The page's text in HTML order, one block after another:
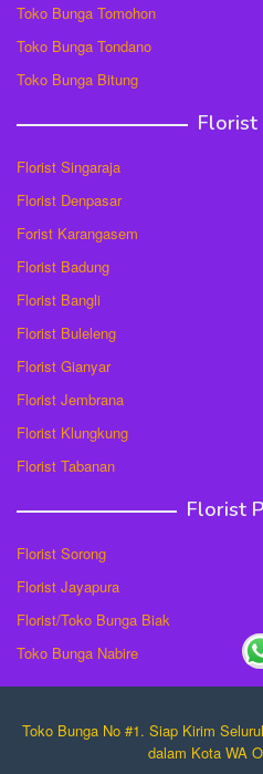
Toko Bunga Tomohon
Toko Bunga Tondano
Toko Bunga Bitung
Florist
Florist Singaraja
Florist Denpasar
Forist Karangasem
Florist Badung
Florist Bangli
Florist Buleleng
Florist Gianyar
Florist Jembrana
Florist Klungkung
Florist Tabanan
Florist
Florist Sorong
Florist Jayapura
Florist/Toko Bunga Biak
Toko Bunga Nabire
Toko Bunga No #1. Siap Kirim
dalam Kota WA